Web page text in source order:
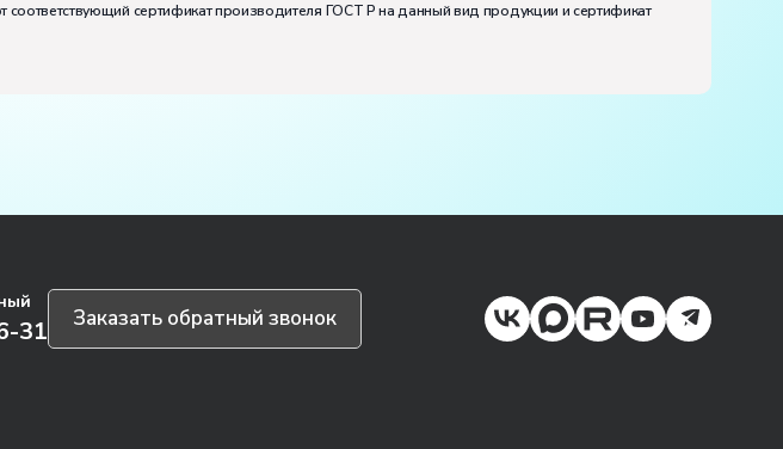
сертификат производителя ГОСТ Р на данный вид продукции и сертификат
31 Заказать обратный звонок